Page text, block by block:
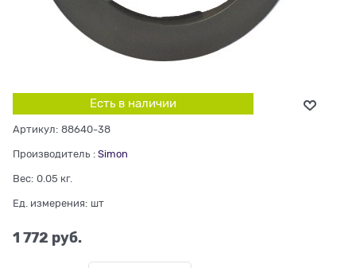
Есть в наличии
Артикул: 88640-38
Производитель : Simon
Вес: 0.05 кг.
Ед. измерения: шт
1 772 руб.